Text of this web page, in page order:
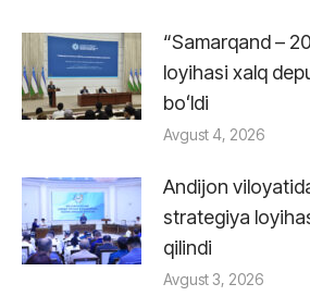
“Samarqand –
loyihasi xalq
boʻldi
Avgust 4, 2026
Andijon
strategiya
qilindi
Avgust 3, 2026